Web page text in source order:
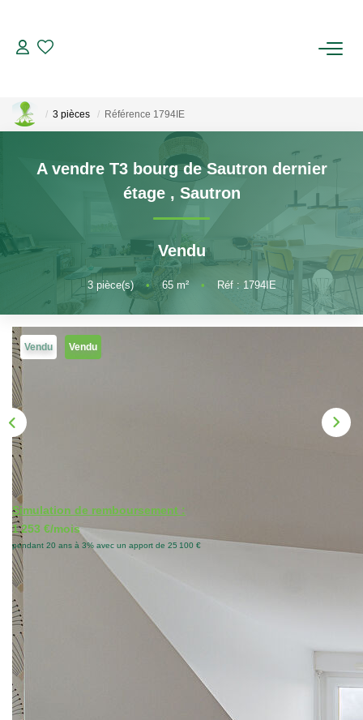
LOUER
ESTIMER
NOTRE AGENCE
Qui Sommes-Nous
3 pièces Référence 1794IE
A vendre T3 bourg de Sautron dernier
étage , Sautron
Vendu
3pièce(s) • 65m² • Réf : 1794IE
Vendu Vendu
Simulation de remboursement :
1 253 €/mois
pendant 20 ans à 3% avec un apport de 25 100 €
Réf : 1794IE
Très bel appartement joliment rénové avec goût au dernier
étage, lumineux et avec plein de rangements. Une grande